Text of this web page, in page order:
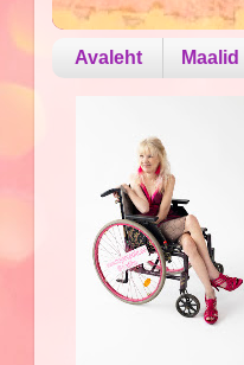
Avaleht Maalid